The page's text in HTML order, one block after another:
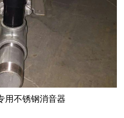
用不锈钢消音器